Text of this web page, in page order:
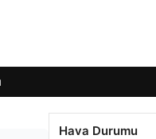
Hava Durumu